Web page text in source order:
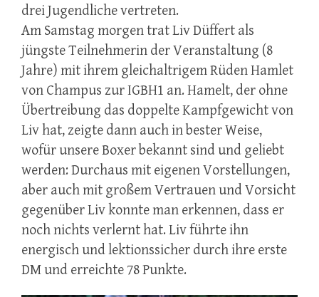
drei Jugendliche vertreten.
Am Samstag morgen trat Liv Düffert als
jüngste Teilnehmerin der Veranstaltung (8
Jahre) mit ihrem gleichaltrigem Rüden Hamlet
von Champus zur IGBH1 an. Hamelt, der ohne
Übertreibung das doppelte Kampfgewicht von
Liv hat, zeigte dann auch in bester Weise,
wofür unsere Boxer bekannt sind und geliebt
werden: Durchaus mit eigenen Vorstellungen,
aber auch mit großem Vertrauen und Vorsicht
gegenüber Liv konnte man erkennen, dass er
noch nichts verlernt hat. Liv führte ihn
energisch und lektionssicher durch ihre erste
DM und erreichte 78 Punkte.